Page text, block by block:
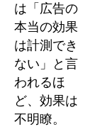
は「広告の
本当の効果
は計測でき
ない」と言
われるほ
ど、効果は
不明瞭。